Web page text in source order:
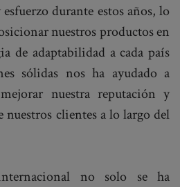
durante estos años, lo
nuestros productos en
de adaptabilidad a cada país
sólidas nos ha ayudado a
nuestra reputación y
nuestros clientes a lo largo del
no solo se ha